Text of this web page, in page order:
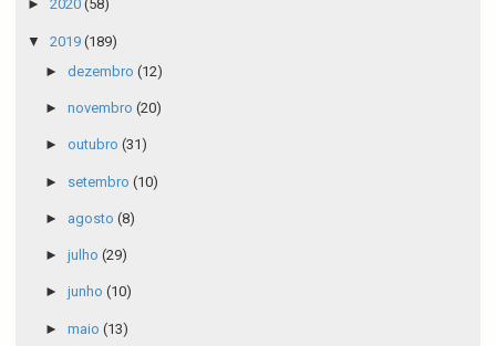
► 2020 (58)
▼ 2019 (189)
► dezembro (12)
► novembro (20)
► outubro (31)
► setembro (10)
► agosto (8)
► julho (29)
► junho (10)
► maio (13)